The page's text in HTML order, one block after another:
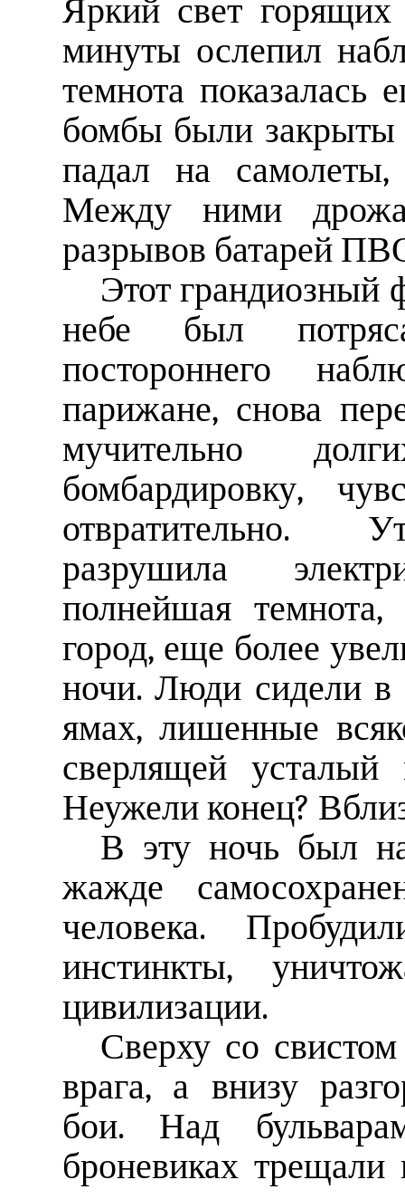
Яркий свет
минуты ослепил
темнота показалась
бомбы были закрыты
падал на
Между ними
разрывов батарей
Этот грандиозный
небе был
постороннего
парижане, снова
мучительно
бомбардировку,
отвратительно.
разрушила
полнейшая
город, еще более
ночи. Люди сидели в
ямах, лишенные
сверлящей усталый
Неужели конец?
В эту ночь был
жажде
человека.
инстинкты,
цивилизации.
Сверху со
врага, а внизу
бои. Над
броневиках